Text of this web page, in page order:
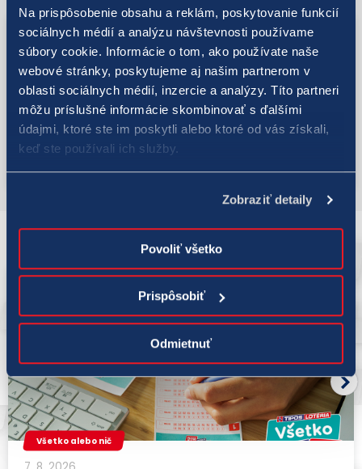
Na prispôsobenie obsahu a reklám, poskytovanie funkcií
sociálnych médií a analýzu návštevnosti používame
súbory cookie. Informácie o tom, ako používate naše
webové stránky, poskytujeme aj našim partnerom v
oblasti sociálnych médií, inzercie a analýzy. Títo partneri
môžu príslušné informácie skombinovať s ďalšími
údajmi, ktoré ste im poskytli alebo ktoré od vás získali,
keď ste používali ich služby.
Zobraziť detaily
Povoliť všetko
Prispôsobiť
Odmietnuť
Klub Keno novinky
Všetko alebo nič